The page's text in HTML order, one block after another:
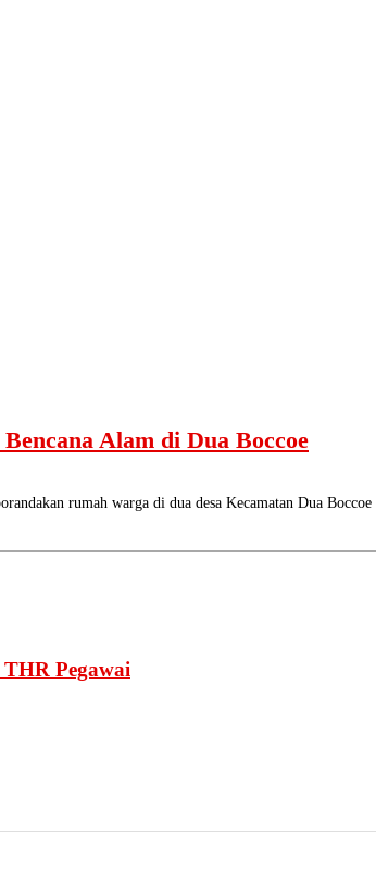
Alam di Dua Boccoe
rumah warga di dua desa Kecamatan Dua Boccoe
Pegawai